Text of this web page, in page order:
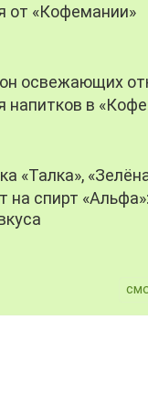
от «Кофемании»
освежающих
напитков в
«Талка»,
на спирт